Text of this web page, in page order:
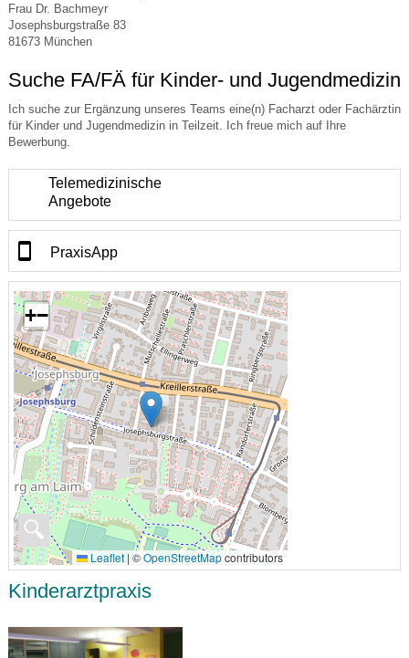
Frau Dr. Bachmeyr
Josephsburgstraße 83
81673 München
Suche FA/FÄ für Kinder- und Jugendmedizin
Ich suche zur Ergänzung unseres Teams eine(n) Facharzt oder Fachärztin
für Kinder und Jugendmedizin in Teilzeit. Ich freue mich auf Ihre
Bewerbung.
Telemedizinische
Angebote
PraxisApp
🔍
+−
Leaflet | ©OpenStreetMapcontributors
Kinderarztpraxis